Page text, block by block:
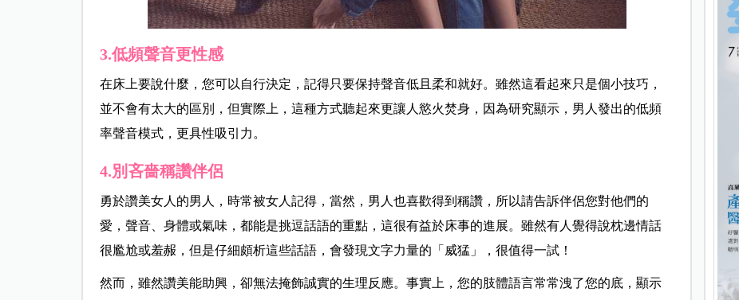
3.低頻聲音更性感
在床上要說什麼，您可以自行決定，記得只要保持聲音低且柔和就好。雖然這看起來只是個小技巧，
並不會有太大的區別，但實際上，這種方式聽起來更讓人慾火焚身，因為研究顯示，男人發出的低頻
率聲音模式，更具性吸引力。
4.別吝嗇稱讚伴侶
勇於讚美女人的男人，時常被女人記得，當然，男人也喜歡得到稱讚，所以請告訴伴侶您對他們的
愛，聲音、身體或氣味，都能是挑逗話語的重點，這很有益於床事的進展。雖然有人覺得說枕邊情話
很尷尬或羞赧，但是仔細頗析這些話語，會發現文字力量的「威猛」，很值得一試！
然而，雖然讚美能助興，卻無法掩飾誠實的生理反應。事實上，您的肢體語言常常洩了您的底，顯示